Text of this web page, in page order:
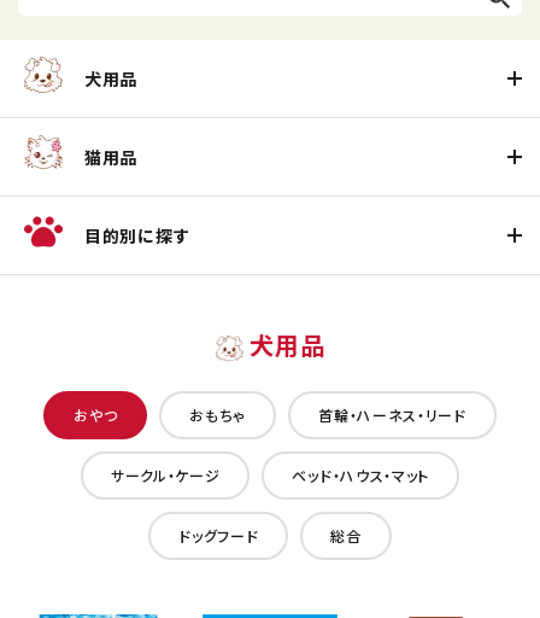
犬用品
猫用品
目的別に探す
犬用品
おやつ おもちゃ 首輪・ハーネス・リード
サークル・ケージ ベッド・ハウス・マット
ドッグフード 総合